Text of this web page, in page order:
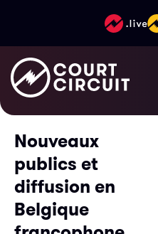
Nouveaux
publics et
diffusion en
Belgique